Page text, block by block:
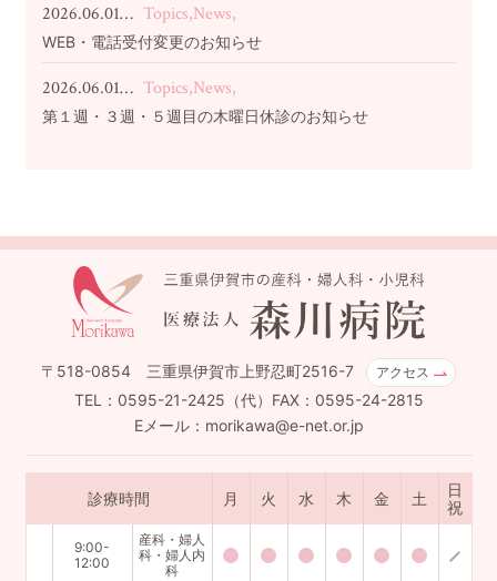
2026.06.01… Topics,News,
WEB・電話受付変更のお知らせ
2026.06.01… Topics,News,
第１週・３週・５週目の木曜日休診のお知らせ
〒518-0854 三重県伊賀市上野忍町2516-7 アクセス
TEL：0595-21-2425（代）FAX：0595-24-2815
Eメール：morikawa@e-net.or.jp
診療時間 月 火 水 木 金 土
日
祝
9:00-
12:00
産科・婦人
科・婦人内
科